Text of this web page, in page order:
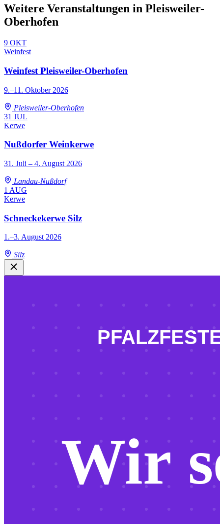
Weitere Veranstaltungen in Pleisweiler-
Oberhofen
9 OKT
Weinfest
Weinfest Pleisweiler-Oberhofen
9.–11. Oktober 2026
Pleisweiler-Oberhofen
31 JUL
Kerwe
Nußdorfer Weinkerwe
31. Juli – 4. August 2026
Landau-Nußdorf
1 AUG
Kerwe
Schneckekerwe Silz
1.–3. August 2026
Silz